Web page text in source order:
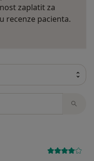
zaplatit za
recenze pacienta.